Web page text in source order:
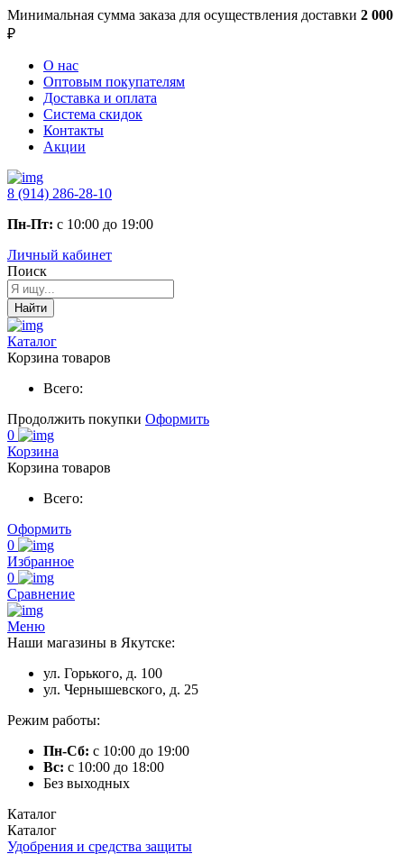
Минимальная сумма заказа для осуществления доставки 2 000
₽
О нас
Оптовым покупателям
Доставка и оплата
Система скидок
Контакты
Акции
8 (914) 286-28-10
Пн-Пт: с 10:00 до 19:00
Личный кабинет
Поиск
Найти
Каталог
Корзина товаров
Всего:
Продолжить покупки Оформить
0
Корзина
Корзина товаров
Всего:
Оформить
0
Избранное
0
Сравнение
Меню
Наши магазины в Якутске:
ул. Горького, д. 100
ул. Чернышевского, д. 25
Режим работы:
Пн-Сб: с 10:00 до 19:00
Вс: с 10:00 до 18:00
Без выходных
Каталог
Каталог
Удобрения и средства защиты